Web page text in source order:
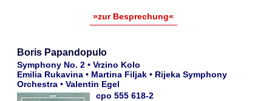
»zur Besprechung«
Boris Papandopulo
Symphony No. 2 • Vrzino Kolo
Emilia Rukavina • Martina Filjak • Rijeka Symphony
Orchestra • Valentin Egel
cpo 555 618-2